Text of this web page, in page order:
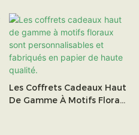
Les Coffrets Cadeaux Haut
De Gamme À Motifs Floraux